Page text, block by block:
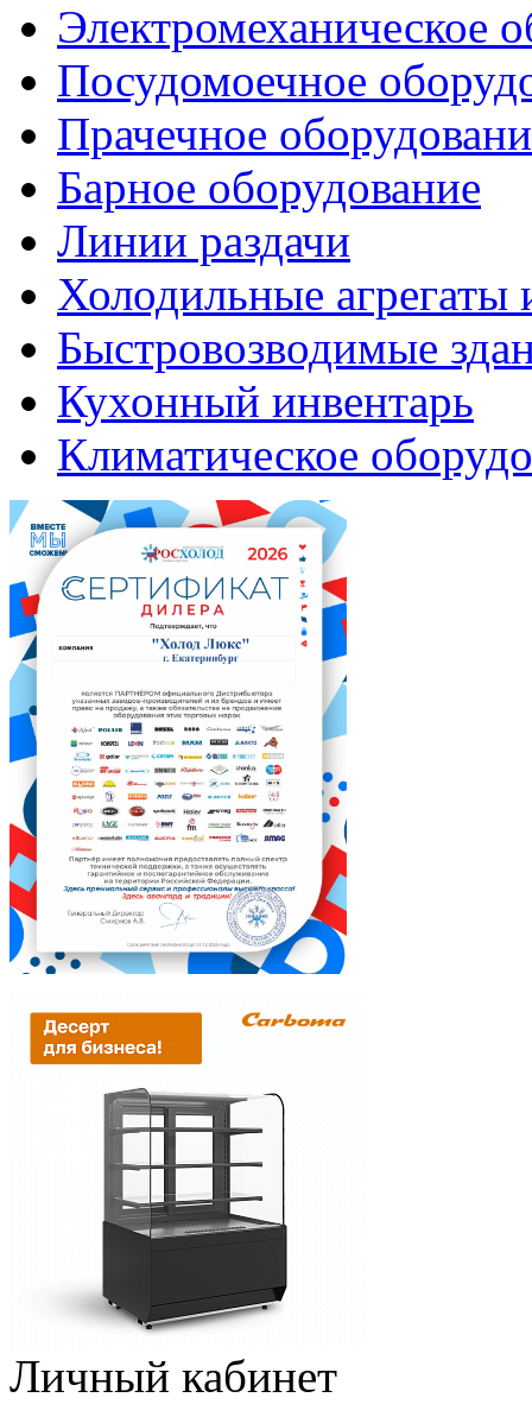
Электромеханическое
Посудомоечное
Прачечное
Барное оборудование
Линии раздачи
Холодильные агрегаты
Быстровозводимые
Кухонный инвентарь
Климатическое
Личный кабинет